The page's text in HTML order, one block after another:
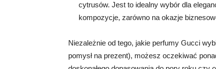
cytrusów. Jest to idealny wybór dla
kompozycje, zarówno na okazje
Niezależnie od tego, jakie perfumy Gucci
pomysł na prezent), możesz oczekiwać